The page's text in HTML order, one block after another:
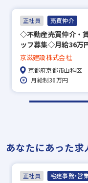
正社員 売買仲介
◇不動産売買仲介・
ッフ募集◇月給36万
業ほぼなし／土日休
制！
京滋建設株式会社
京都府京都市山科区
月給制36万円
あなたにあった求
正社員 宅建事務・営